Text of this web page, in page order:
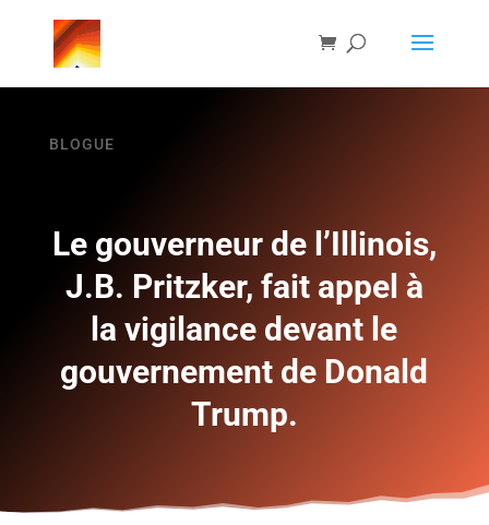
BLOGUE
Le gouverneur de l’Illinois,
J.B. Pritzker, fait appel à
la vigilance devant le
gouvernement de Donald
Trump.